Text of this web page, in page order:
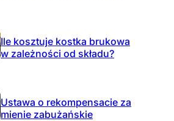
Ile kosztuje kostka brukowa
w zależności od składu?
Ustawa o rekompensacie za
mienie zabużańskie